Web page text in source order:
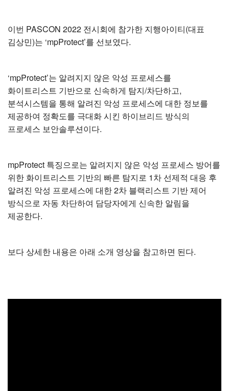
이번 PASCON 2022 전시회에 참가한 지행아이티(대표
김상민)는 ‘mpProtect’를 선보였다.
‘mpProtect’는 알려지지 않은 악성 프로세스를
화이트리스트 기반으로 신속하게 탐지/차단하고,
분석시스템을 통해 알려진 악성 프로세스에 대한 정보를
제공하여 정확도를 극대화 시킨 하이브리드 방식의
프로세스 보안솔루션이다.
mpProtect 특징으로는 알려지지 않은 악성 프로세스 방어를
위한 화이트리스트 기반의 빠른 탐지로 1차 선제적 대응 후
알려진 악성 프로세스에 대한 2차 블랙리스트 기반 제어
방식으로 자동 차단하여 담당자에게 신속한 알림을
제공한다.
보다 상세한 내용은 아래 소개 영상을 참고하면 된다.